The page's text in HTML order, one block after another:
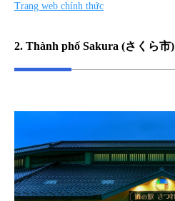
​Trang web chính thức
2. Thành phố Sakura (さくら市)